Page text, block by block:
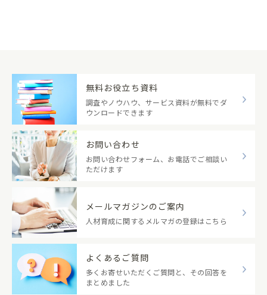
無料お役立ち資料
調査やノウハウ、サービス資料が無料でダ
ウンロードできます
お問い合わせ
お問い合わせフォーム、お電話でご相談い
ただけます
メールマガジンのご案内
人材育成に関するメルマガの登録はこちら
よくあるご質問
多くお寄せいただくご質問と、その回答を
まとめました